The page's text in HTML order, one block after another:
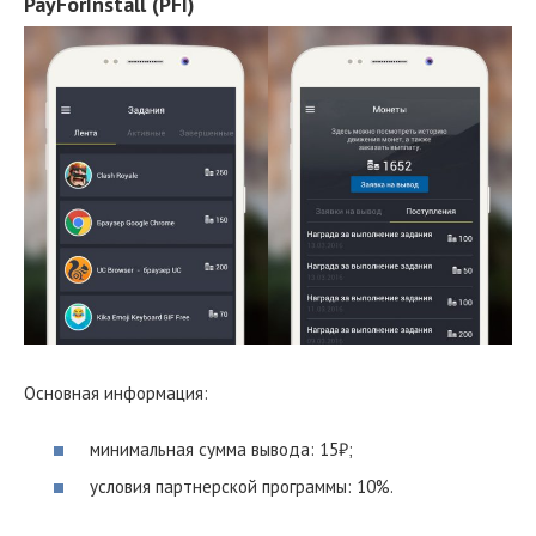
Основная информация:
минимальная сумма вывода: 15₽;
условия партнерской программы: 10%.